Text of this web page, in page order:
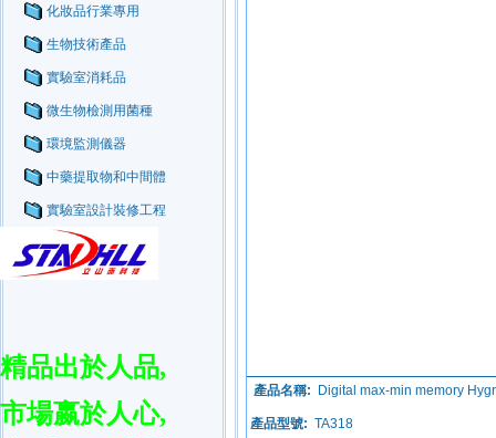
化妝品行業專用
生物技術產品
實驗室消耗品
微生物檢測用菌種
環境監測儀器
中藥提取物和中間體
實驗室設計裝修工程
精品出於人品,
市場嬴於人心,
產品名稱: Digital max-min memory
產品型號: TA318